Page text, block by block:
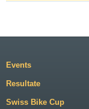
Events
Resultate
Swiss Bike Cup